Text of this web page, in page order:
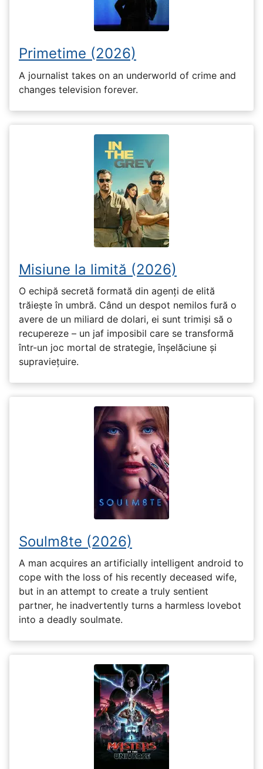
Primetime (2026)
A journalist takes on an underworld of crime and
changes television forever.
Misiune la limită (2026)
O echipă secretă formată din agenți de elită
trăiește în umbră. Când un despot nemilos fură o
avere de un miliard de dolari, ei sunt trimiși să o
recupereze – un jaf imposibil care se transformă
într-un joc mortal de strategie, înșelăciune și
supraviețuire.
Soulm8te (2026)
A man acquires an artificially intelligent android to
cope with the loss of his recently deceased wife,
but in an attempt to create a truly sentient
partner, he inadvertently turns a harmless lovebot
into a deadly soulmate.